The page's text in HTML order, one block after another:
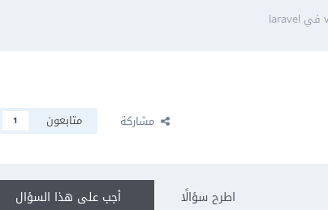
مشاركة متابعون 1
أجب على هذا السؤال اطرح سؤالًا